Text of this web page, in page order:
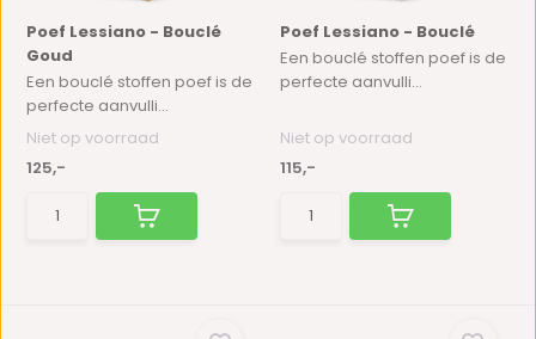
Poef Lessiano - Bouclé
Goud
Een bouclé stoffen poef is de
perfecte aanvulli...
Niet op voorraad
125,-
Poef Lessiano - Bouclé
Een bouclé stoffen poef is de
perfecte aanvulli...
Niet op voorraad
115,-